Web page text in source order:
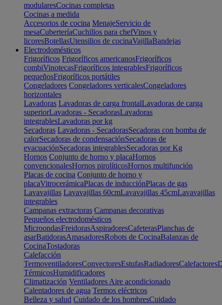
modularesCocinas completas
Cocinas a medida
Accesorios de cocina MenajeServicio de
mesaCuberteríaCuchillos para chefVinos y
licoresBotellasUtensilios de cocinaVajillaBandejas
Electrodomésticos
Frigoríficos Frigoríficos americanosFrigoríficos
combiVinotecasFrigoríficos integrablesFrigoríficos
pequeñosFrigoríficos portátiles
Congeladores Congeladores verticalesCongeladores
horizontales
Lavadoras Lavadoras de carga frontalLavadoras de carga
superiorLavadoras - SecadorasLavadoras
integrablesLavadoras por kg
Secadoras Lavadoras - SecadorasSecadoras con bomba de
calorSecadoras de condensaciónSecadoras de
evacuaciónSecadoras integrablesSecadoras por Kg
Hornos Conjunto de horno y placaHornos
convencionalesHornos pirolíticosHornos multifunción
Placas de cocina Conjunto de horno y
placaVitrocerámicaPlacas de inducciónPlacas de gas
Lavavajillas Lavavajillas 60cmLavavajillas 45cmLavavajillas
integrables
Campanas extractoras Campanas decorativas
Pequeños electrodomésticos
MicroondasFreidorasAspiradoresCafeterasPlanchas de
asarBatidorasAmasadoresRobots de CocinaBalanzas de
CocinaTostadoras
Calefacción
TermoventiladoresConvectoresEstufasRadiadoresCalefactores
TérmicosHumidificadores
Climatización Ventiladores Aire acondicionado
Calentadores de agua Termos eléctricos
Belleza y salud Cuidado de los hombresCuidado